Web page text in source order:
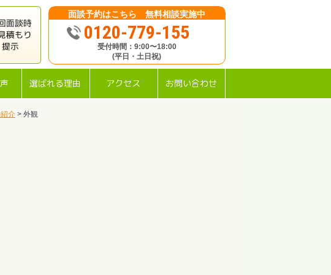
面談予約はこちら 無料相談実施中
0120-779-155
受付時間：9:00〜18:00
(平日・土日祝)
選ばれる理由 アクセス お問い合わせ
介 > 外観